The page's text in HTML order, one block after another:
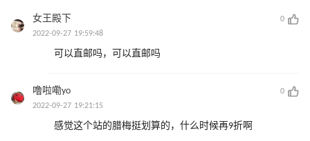
女王殿下
0
2022-09-27 19:59:48
可以直邮吗，可以直邮吗
噜啦嘞yo
0
2022-09-27 19:21:15
感觉这个站的腊梅挺划算的，什么时候再9折啊